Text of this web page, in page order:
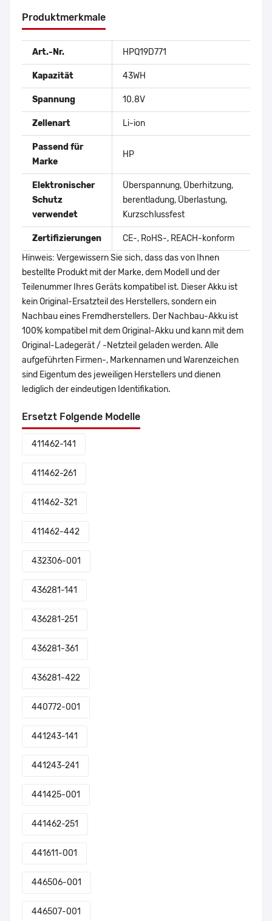
Produktmerkmale
Art.-Nr. HPQ19D771
Kapazität 43WH
Spannung 10.8V
Zellenart Li-ion
Passend für
Marke
HP
Elektronischer
Schutz
verwendet
Überspannung, Überhitzung,
berentladung, Überlastung,
Kurzschlussfest
Zertifizierungen
CE-, RoHS-, REACH-konform
Hinweis: Vergewissern Sie sich, dass das von Ihnen
bestellte Produkt mit der Marke, dem Modell und der
Teilenummer Ihres Geräts kompatibel ist. Dieser Akku ist
kein Original-Ersatzteil des Herstellers, sondern ein
Nachbau eines Fremdherstellers. Der Nachbau-Akku ist
100% kompatibel mit dem Original-Akku und kann mit dem
Original-Ladegerät / -Netzteil geladen werden. Alle
aufgeführten Firmen-, Markennamen und Warenzeichen
sind Eigentum des jeweiligen Herstellers und dienen
lediglich der eindeutigen Identifikation.
Ersetzt Folgende Modelle
411462-141
411462-261
411462-321
411462-442
432306-001
436281-141
436281-251
436281-361
436281-422
440772-001
441243-141
441243-241
441425-001
441462-251
441611-001
446506-001
446507-001